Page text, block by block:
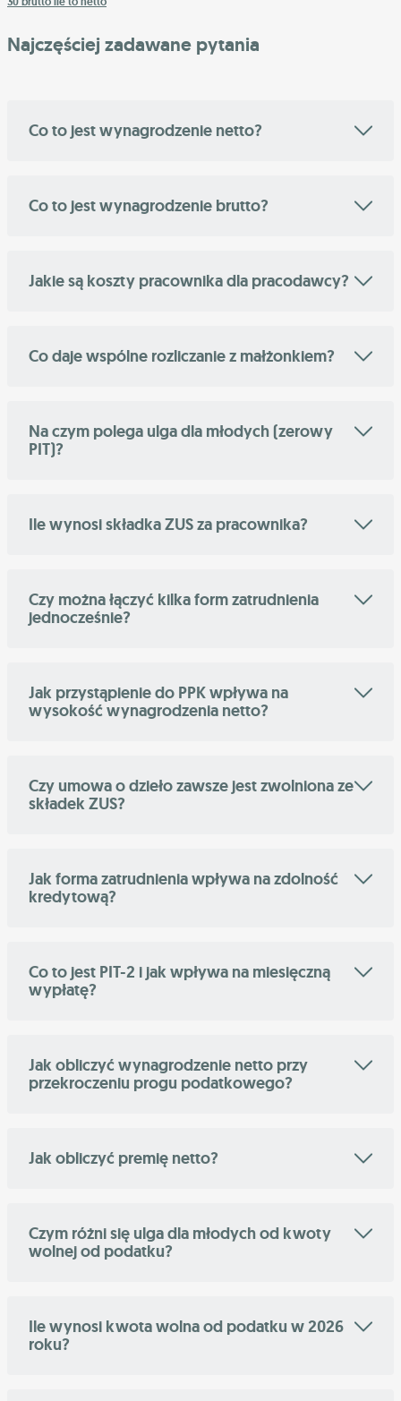
Najczęściej zadawane pytania
Co to jest wynagrodzenie netto?
Co to jest wynagrodzenie brutto?
Jakie są koszty pracownika dla pracodawcy?
Co daje wspólne rozliczanie z małżonkiem?
Na czym polega ulga dla młodych (zerowy
PIT)?
Ile wynosi składka ZUS za pracownika?
Czy można łączyć kilka form zatrudnienia
jednocześnie?
Jak przystąpienie do PPK wpływa na
wysokość wynagrodzenia netto?
Czy umowa o dzieło zawsze jest zwolniona ze
składek ZUS?
Jak forma zatrudnienia wpływa na zdolność
kredytową?
Co to jest PIT-2 i jak wpływa na miesięczną
wypłatę?
Jak obliczyć wynagrodzenie netto przy
przekroczeniu progu podatkowego?
Jak obliczyć premię netto?
Czym różni się ulga dla młodych od kwoty
wolnej od podatku?
Ile wynosi kwota wolna od podatku w 2026
roku?